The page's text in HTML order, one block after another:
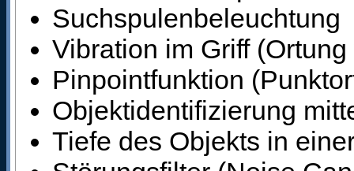
Suchspulenbeleuchtung
Vibration im Griff
Pinpointfunktion
Objektidentifizierung
Tiefe des Objekts in